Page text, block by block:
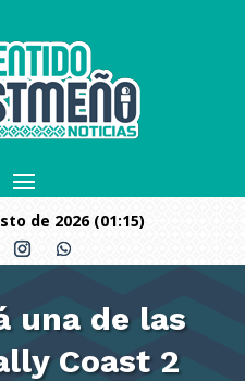
de 2026 (01:15)
una de las
Coast 2